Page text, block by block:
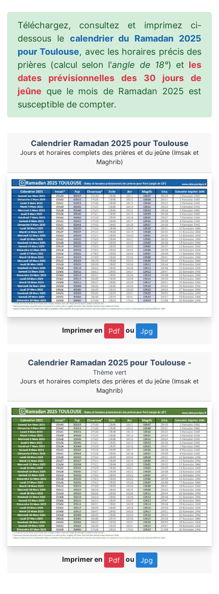
Téléchargez, consultez et imprimez ci-
dessous le calendrier du Ramadan 2025
pour Toulouse, avec les horaires précis des
prières (calcul selon l'angle de 18°) et les
dates prévisionnelles des 30 jours de
jeûne que le mois de Ramadan 2025 est
susceptible de compter.
Calendrier Ramadan 2025 pour Toulouse
Jours et horaires complets des prières et du jeûne (Imsak et
Maghrib)
Imprimer en Pdf ou Jpg
Calendrier Ramadan 2025 pour Toulouse -
Thème vert
Jours et horaires complets des prières et du jeûne (Imsak et
Maghrib)
Imprimer en Pdf ou Jpg